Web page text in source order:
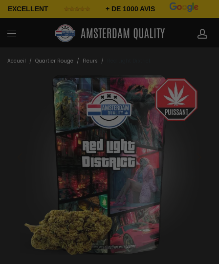
EXCELLENT + DE 1000 AVIS
Accueil / Quartier Rouge / Fleurs /